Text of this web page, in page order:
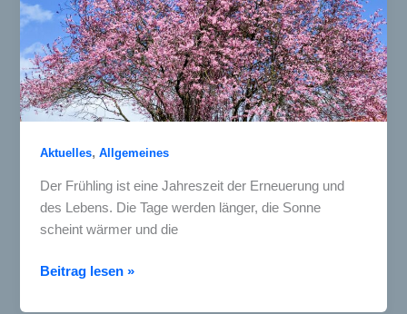
Aktuelles,Allgemeines
Der Frühling ist eine Jahreszeit der Erneuerung und
des Lebens. Die Tage werden länger, die Sonne
scheint wärmer und die
Frühling
Beitrag lesen »